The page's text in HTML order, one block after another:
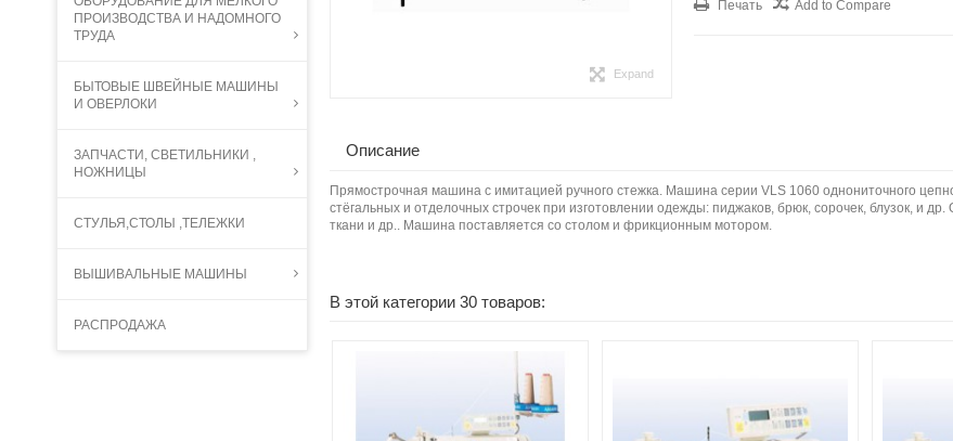
Expand
Печать Add to Compare
Описание
Прямострочная машина с имитацией ручного стежка. Машина серии VLS 1060 однониточного
стёгальных и отделочных строчек при изготовлении одежды: пиджаков, брюк, сорочек, блузок,
ткани и др.. Машина поставляется со столом и фрикционным мотором.
В этой категории 30 товаров:
ПРОИЗВОДСТВА И НАДОМНОГО
ТРУДА
БЫТОВЫЕ ШВЕЙНЫЕ МАШИНЫ
И ОВЕРЛОКИ
ЗАПЧАСТИ, СВЕТИЛЬНИКИ ,
НОЖНИЦЫ
СТУЛЬЯ,СТОЛЫ ,ТЕЛЕЖКИ
ВЫШИВАЛЬНЫЕ МАШИНЫ
РАСПРОДАЖА